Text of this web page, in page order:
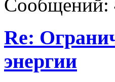
Сообщений:
Re:
энергии